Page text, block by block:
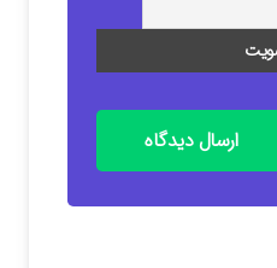
ارسال دیدگاه